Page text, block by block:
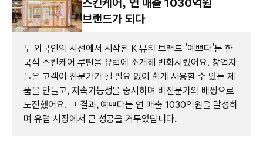
브랜드가 되다
두 외국인의 시선에서 시작된 K 뷰티 브랜드 '예쁘다'는 한
국식 스킨케어 루틴을 유럽에 소개해 변화시켰어요. 창업자
들은 고객이 전문가가 될 필요 없이 쉽게 사용할 수 있는 제
품을 만들고, 지속가능성을 중시하며 비전문가의 배짱으로
도전했어요. 그 결과, 예쁘다는 연 매출 1030억원을 달성하
며 유럽 시장에서 큰 성공을 거두었답니다.